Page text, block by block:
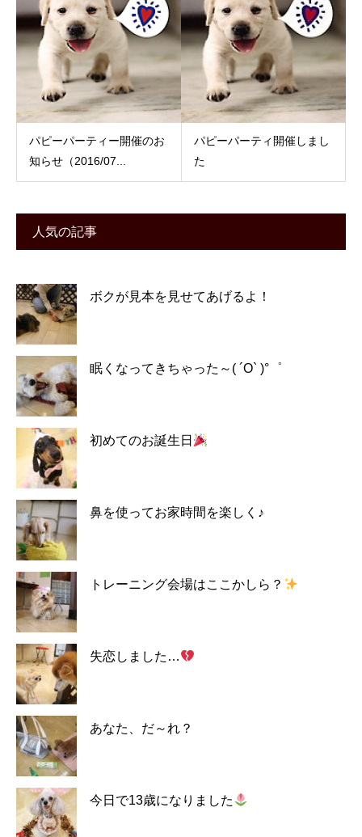
パピーパーティー開催のお
知らせ（2016/07...
パピーパーティ開催しまし
た
人気の記事
ボクが見本を見せてあげるよ！
眠くなってきちゃった～( ´O` )°゜
初めてのお誕生日
鼻を使ってお家時間を楽しく♪
トレーニング会場はここかしら？
失恋しました…
あなた、だ～れ？
今日で13歳になりました